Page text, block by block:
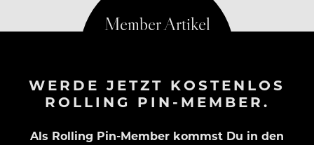
WERDE JETZT KOSTENLOS
ROLLING PIN-MEMBER.
Als Rolling Pin-Member kommst Du in den